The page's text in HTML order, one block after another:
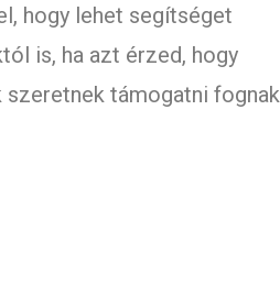
hogy lehet segítséget
is, ha azt érzed, hogy
támogatni fognak